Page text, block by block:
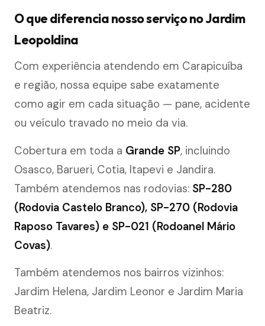
O que diferencia nosso serviço no Jardim
Leopoldina
Com experiência atendendo em Carapicuíba
e região, nossa equipe sabe exatamente
como agir em cada situação — pane, acidente
ou veículo travado no meio da via.
Cobertura em toda a Grande SP, incluindo
Osasco, Barueri, Cotia, Itapevi e Jandira.
Também atendemos nas rodovias: SP-280
(Rodovia Castelo Branco), SP-270 (Rodovia
Raposo Tavares) e SP-021 (Rodoanel Mário
Covas).
Também atendemos nos bairros vizinhos:
Jardim Helena, Jardim Leonor e Jardim Maria
Beatriz.